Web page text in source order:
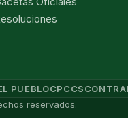
PUEBLOCPCCS
reservados.